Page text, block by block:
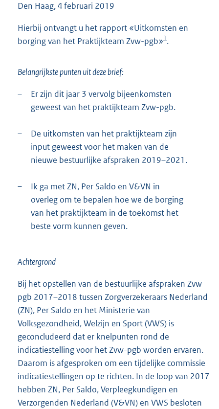
Den Haag, 4 februari 2019
Hierbij ontvangt u het rapport «Uitkomsten en
borging van het Praktijkteam Zvw-pgb»1.
Belangrijkste punten uit deze brief:
–
Er zijn dit jaar 3 vervolg bijeenkomsten
geweest van het praktijkteam Zvw-pgb.
–
De uitkomsten van het praktijkteam zijn
input geweest voor het maken van de
nieuwe bestuurlijke afspraken 2019–2021.
–
Ik ga met ZN, Per Saldo en V&VN in
overleg om te bepalen hoe we de borging
van het praktijkteam in de toekomst het
beste vorm kunnen geven.
Achtergrond
Bij het opstellen van de bestuurlijke afspraken Zvw-
pgb 2017–2018 tussen Zorgverzekeraars Nederland
(ZN), Per Saldo en het Ministerie van
Volksgezondheid, Welzijn en Sport (VWS) is
geconcludeerd dat er knelpunten rond de
indicatiestelling voor het Zvw-pgb worden ervaren.
Daarom is afgesproken om een tijdelijke commissie
indicatiestellingen op te richten. In de loop van 2017
hebben ZN, Per Saldo, Verpleegkundigen en
Verzorgenden Nederland (V&VN) en VWS besloten